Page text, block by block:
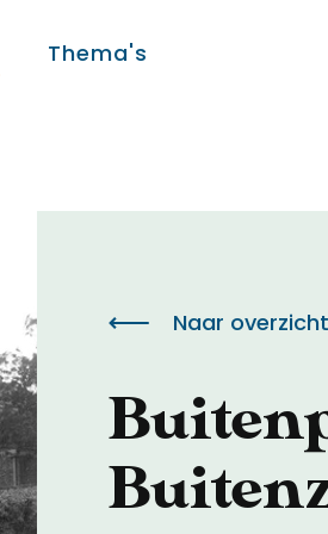
Thema's
Naar overzicht